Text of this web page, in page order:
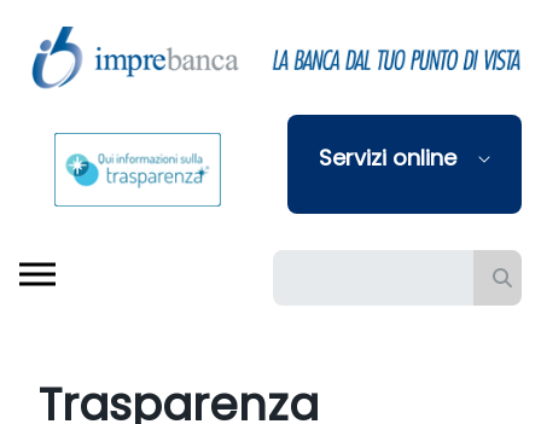
Skip to Main Content
Servizi online
Barra di ricerca
Trasparenza